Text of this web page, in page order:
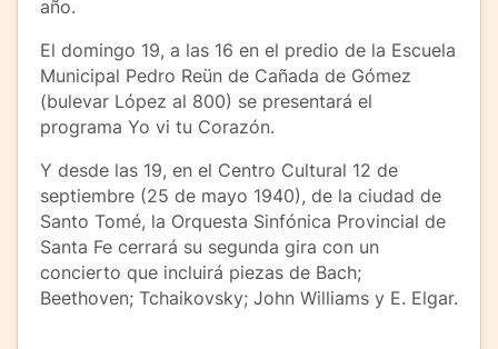
año.
El domingo 19, a las 16 en el predio de la Escuela
Municipal Pedro Reün de Cañada de Gómez
(bulevar López al 800) se presentará el
programa Yo vi tu Corazón.
Y desde las 19, en el Centro Cultural 12 de
septiembre (25 de mayo 1940), de la ciudad de
Santo Tomé, la Orquesta Sinfónica Provincial de
Santa Fe cerrará su segunda gira con un
concierto que incluirá piezas de Bach;
Beethoven; Tchaikovsky; John Williams y E. Elgar.